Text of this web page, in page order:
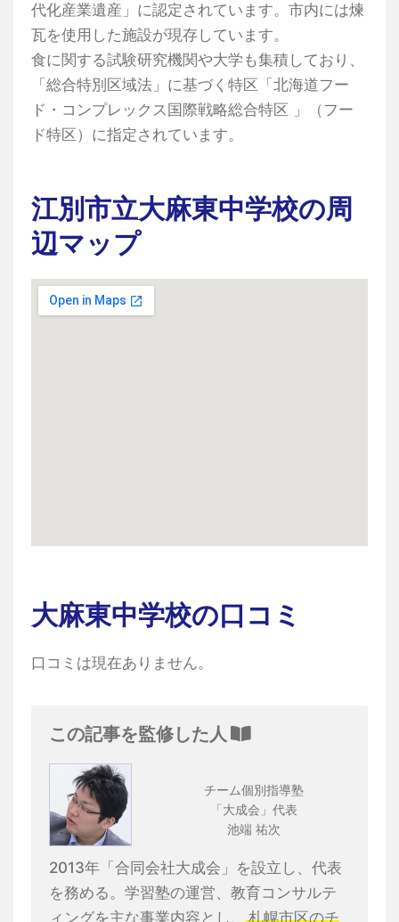
代化産業遺産」に認定されています。市内には煉
瓦を使用した施設が現存しています。
食に関する試験研究機関や大学も集積しており、
「総合特別区域法」に基づく特区「北海道フー
ド・コンプレックス国際戦略総合特区 」（フー
ド特区）に指定されています。
江別市立大麻東中学校の周
辺マップ
大麻東中学校の口コミ
口コミは現在ありません。
この記事を監修した人
チーム個別指導塾
「大成会」代表
池端 祐次
2013年「合同会社大成会」を設立し、代表
を務める。学習塾の運営、教育コンサルテ
ィングを主な事業内容とし、
札幌市区のチ